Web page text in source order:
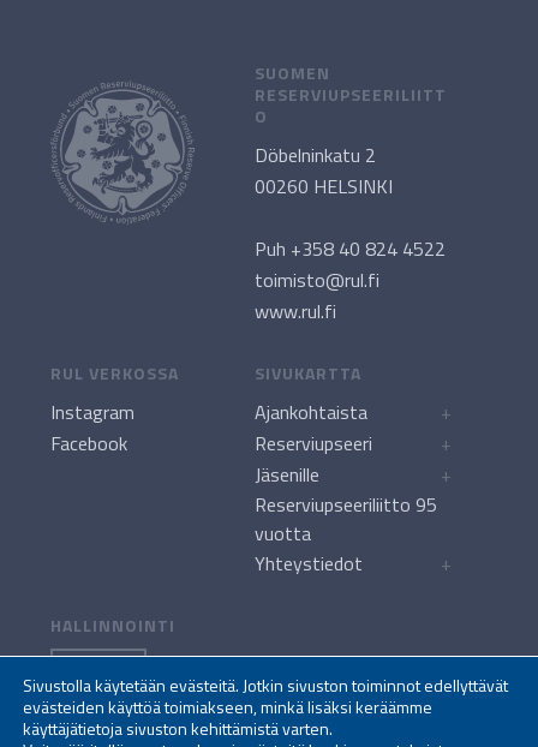
SUOMEN
RESERVIUPSEERILIITT
O
Döbelninkatu 2
00260 HELSINKI
Puh +358 40 824 4522
toimisto@rul.fi
www.rul.fi
RUL VERKOSSA
Instagram
Facebook
SIVUKARTTA
Ajankohtaista
+
Reserviupseeri
+
Jäsenille
+
Reserviupseeriliitto 95
vuotta
Yhteystiedot
+
HALLINNOINTI
Sivustolla käytetään evästeitä. Jotkin sivuston toiminnot edellyttävät
evästeiden käyttöä toimiakseen, minkä lisäksi keräämme
käyttäjätietoja sivuston kehittämistä varten.